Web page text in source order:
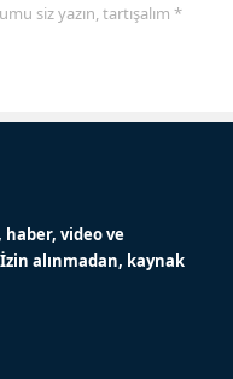
siz yazın, tartışalım *
video ve
alınmadan, kaynak